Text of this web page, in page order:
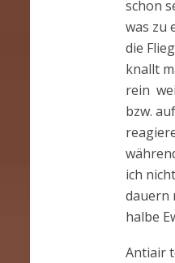
schon
was zu
die
knallt
rein
bzw.
ich
dauern
halbe
Antiair